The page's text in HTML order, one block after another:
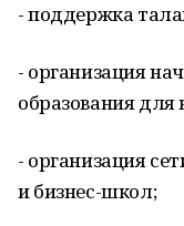
- поддержка
- организация
образования
- организация
и бизнес-школ;